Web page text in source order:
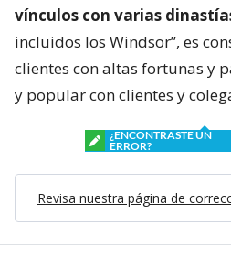
vínculos con varias
incluidos los Windsor”, es
clientes con altas fortunas y
y popular con clientes y
¿ENCONTRASTE UN
ERROR?
Revisa nuestra página de